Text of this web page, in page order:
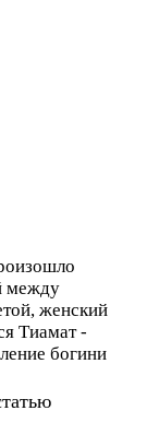
между
женский
Тиамат -
богини